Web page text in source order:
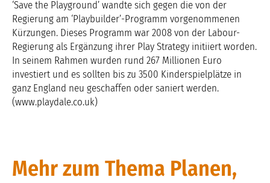
‘Save the Playground’ wandte sich gegen die von der
Regierung am ‘Playbuilder’-Programm vorgenommenen
Kürzungen. Dieses Programm war 2008 von der Labour-
Regierung als Ergänzung ihrer Play Strategy initiiert worden.
In seinem Rahmen wurden rund 267 Millionen Euro
investiert und es sollten bis zu 3500 Kinderspielplätze in
ganz England neu geschaffen oder saniert werden.
(www.playdale.co.uk)
Mehr zum Thema Planen,